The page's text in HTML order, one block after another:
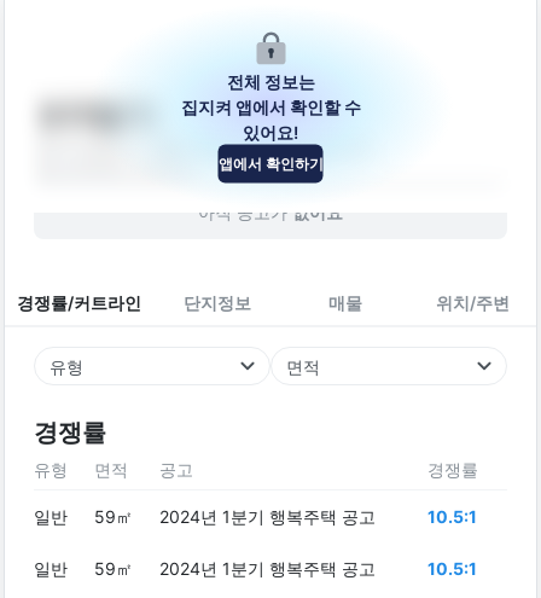
보라빌(1)
경기도 용인시 기흥구 한보라2로28번길 3-4
아직 공고가 없어요
경쟁률/커트라인 단지정보 매물 위치/주변
유형 면적
경쟁률
전체 정보는
집지켜 앱에서 확인할 수
있어요!
앱에서 확인하기
유형 면적 공고 경쟁률
일반 59㎡ 2024년 1분기 행복주택 공고 10.5:1
일반 59㎡ 2024년 1분기 행복주택 공고 10.5:1